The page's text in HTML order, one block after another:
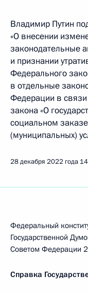
Владимир Путин
«О внесении
законодательные
и признании
Федерального
в отдельные
Федерации в
закона «О
социальном
(муниципальных)
28 декабря 2022 года
Федеральный
Государственной
Советом Федерации
Справка